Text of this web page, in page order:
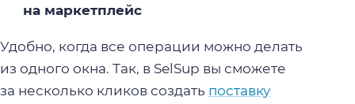
на маркетплейс
Удобно, когда все операции можно делать
из одного окна. Так, в SelSup вы сможете
за несколько кликов создать поставку